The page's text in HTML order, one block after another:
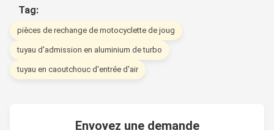
Tag:
pièces de rechange de motocyclette de joug
tuyau d'admission en aluminium de turbo
tuyau en caoutchouc d'entrée d'air
Envoyez une demande